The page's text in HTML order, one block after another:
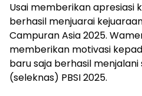
Usai memberikan apresiasi
berhasil menjuarai
Campuran Asia 2025.
memberikan motivasi
baru saja berhasil menjalani
(seleknas) PBSI 2025.